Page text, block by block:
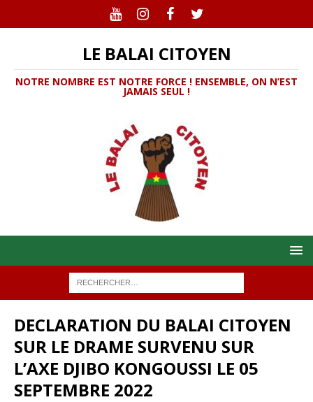
LE BALAI CITOYEN
NOTRE NOMBRE EST NOTRE FORCE ! ENSEMBLE, ON N’EST
JAMAIS SEUL !
DECLARATION DU BALAI CITOYEN
SUR LE DRAME SURVENU SUR
L’AXE DJIBO KONGOUSSI LE 05
SEPTEMBRE 2022